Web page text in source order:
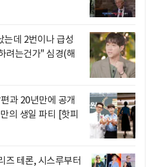
는데 2번이나 급성
려는건가" 심경(해
과 20년만에 공개
의 생일 파티 [핫피
즈 테론, 시스루부터